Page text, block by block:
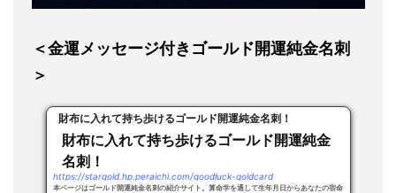
＜金運メッセージ付きゴールド開運純金名刺
＞
財布に入れて持ち歩けるゴールド開運純金名刺！
財布に入れて持ち歩けるゴールド開運純金
名刺！
https://stargold.hp.peraichi.com/goodluck-goldcard
本ページはゴールド開運純金名刺の紹介サイト。算命学を通して生年月日からあなたの宿命